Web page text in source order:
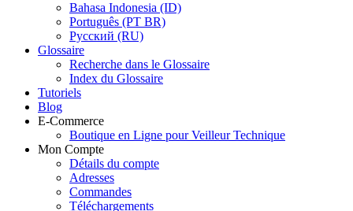
Bahasa Indonesia (ID)
Português (PT BR)
Pусский (RU)
Glossaire
Recherche dans le Glossaire
Index du Glossaire
Tutoriels
Blog
E-Commerce
Boutique en Ligne pour Veilleur Technique
Mon Compte
Détails du compte
Adresses
Commandes
Téléchargements